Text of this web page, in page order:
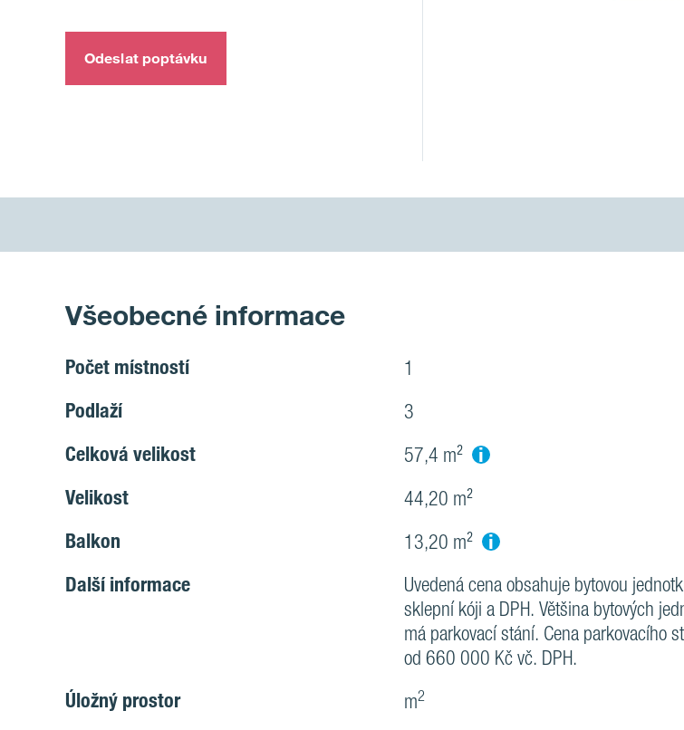
Odeslat poptávku
Všeobecné informace
Počet místností 1
Podlaží 3
Celková velikost 57,4 m² i
Velikost 44,20 m²
Balkon 13,20 m² i
Další informace
Uvedená cena obsahuje bytovou
sklepní kóji a DPH. Většina bytových
má parkovací stání. Cena parkovacího
od 660 000 Kč vč. DPH.
Úložný prostor m2